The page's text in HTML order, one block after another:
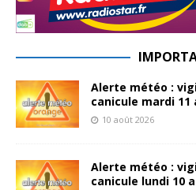
Alerte météo :
canicule mardi 11
10 août 2026
Alerte météo :
canicule lundi 10